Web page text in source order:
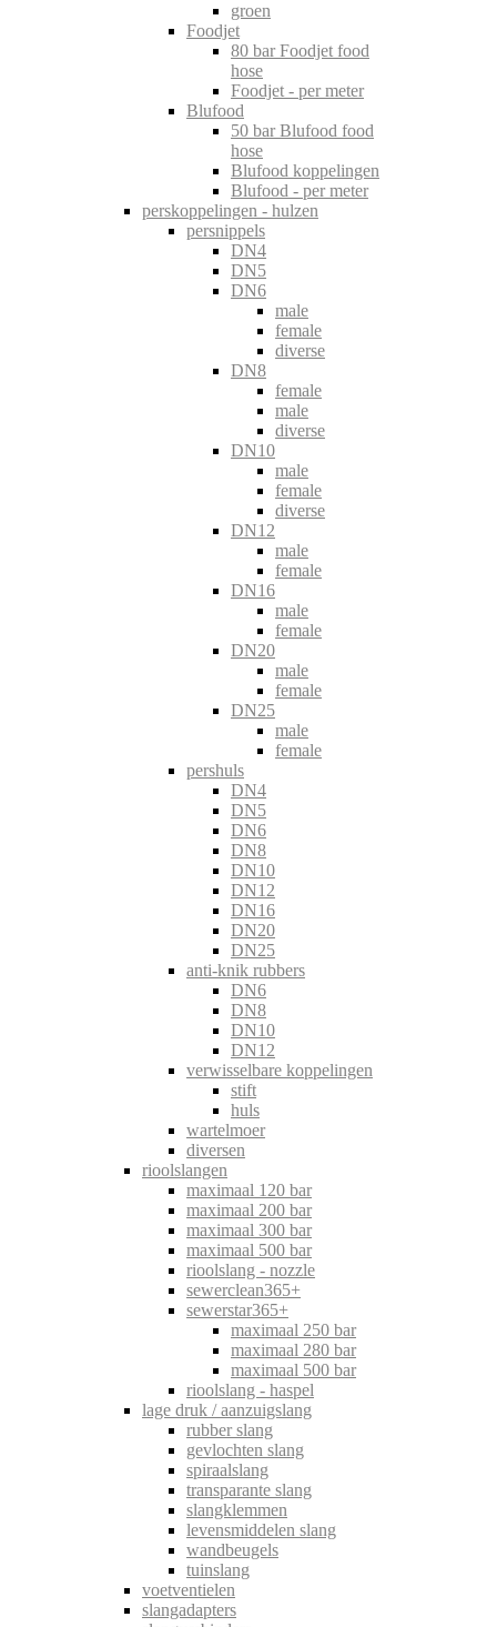
groen
Foodjet
80 bar Foodjet food
hose
Foodjet - per meter
Blufood
50 bar Blufood food
hose
Blufood koppelingen
Blufood - per meter
perskoppelingen - hulzen
persnippels
DN4
DN5
DN6
male
female
diverse
DN8
female
male
diverse
DN10
male
female
diverse
DN12
male
female
DN16
male
female
DN20
male
female
DN25
male
female
pershuls
DN4
DN5
DN6
DN8
DN10
DN12
DN16
DN20
DN25
anti-knik rubbers
DN6
DN8
DN10
DN12
verwisselbare koppelingen
stift
huls
wartelmoer
diversen
rioolslangen
maximaal 120 bar
maximaal 200 bar
maximaal 300 bar
maximaal 500 bar
rioolslang - nozzle
sewerclean365+
sewerstar365+
maximaal 250 bar
maximaal 280 bar
maximaal 500 bar
rioolslang - haspel
lage druk / aanzuigslang
rubber slang
gevlochten slang
spiraalslang
transparante slang
slangklemmen
levensmiddelen slang
wandbeugels
tuinslang
voetventielen
slangadapters